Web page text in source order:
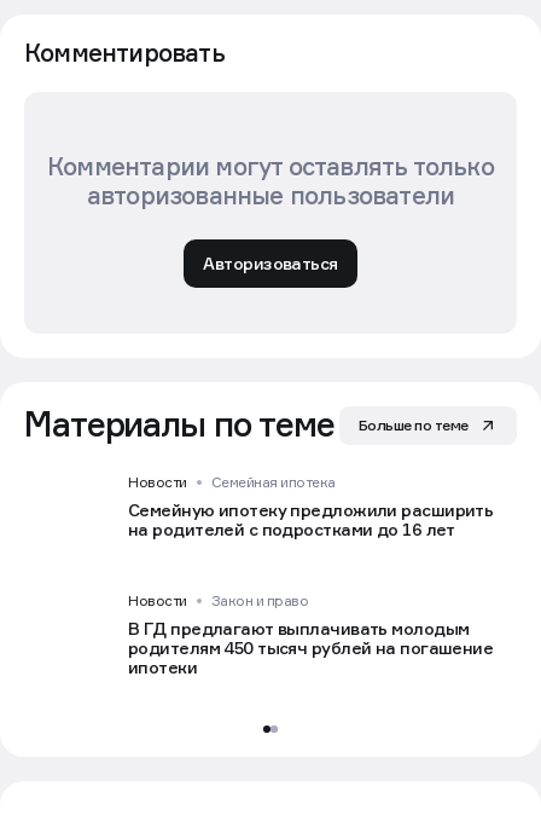
Комментировать
Комментарии могут оставлять только
авторизованные пользователи
Авторизоваться
Материалы по теме Больше по теме
Новости Семейная ипотека
Семейную ипотеку предложили расширить
на родителей с подростками до 16 лет
Новости Закон и право
В ГД предлагают выплачивать молодым
родителям 450 тысяч рублей на погашение
ипотеки